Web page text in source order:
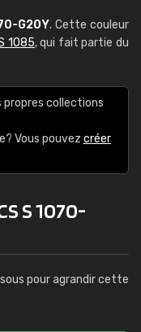
G20Y. Cette couleur
1085, qui fait partie du
propres collections
Vous pouvez créer
S 1070-
pour agrandir cette